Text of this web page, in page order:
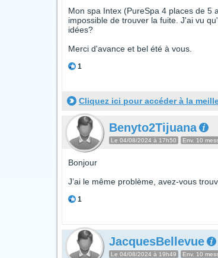
Mon spa Intex (PureSpa 4 places de 5
impossible de trouver la fuite. J'ai vu
idées?
Merci d'avance et bel été à vous.
1
Cliquez ici pour accéder à la
Benyto2Tijuana
Le 04/08/2024 à 17h50 Env. 10
Bonjour
J’ai le même problème, avez-vous
1
JacquesBellevue
Le 04/08/2024 à 19h49 Env. 10